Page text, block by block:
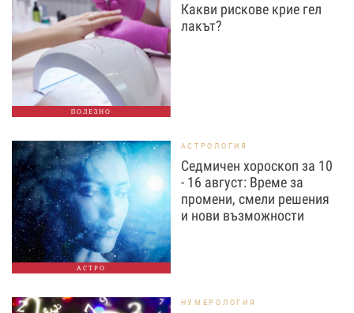
ПОЛЕЗНО
Какви рискове крие гел
лакът?
АСТРО
АСТРОЛОГИЯ
Седмичен хороскоп за 10
- 16 август: Време за
промени, смели решения
и нови възможности
НУМЕРОЛОГИЯ